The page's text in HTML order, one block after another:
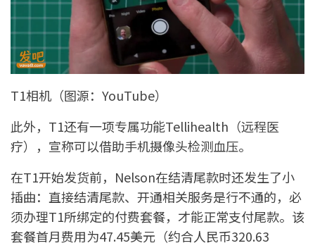
T1相机（图源：YouTube）
此外，T1还有一项专属功能Tellihealth（远程医
疗），宣称可以借助手机摄像头检测血压。
在T1开始发货前，Nelson在结清尾款时还发生了小
插曲：直接结清尾款、开通相关服务是行不通的，必
须办理T1所绑定的付费套餐，才能正常支付尾款。该
套餐首月费用为47.45美元（约合人民币320.63